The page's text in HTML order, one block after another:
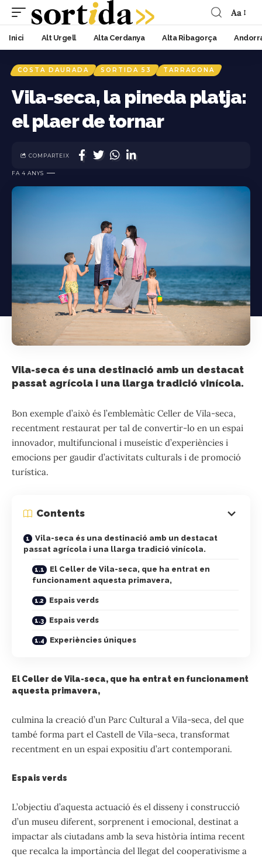
Aa
Inici Alt Urgell Alta Cerdanya Alta Ribagorça
COSTA DAURADA SORTIDA 53 TARRAGONA
Vila-seca, la pineda platja:
el plaer de tornar
FA 4 ANYS
COMPARTEIX
Vila-seca és una destinació amb un destacat
passat agrícola i una llarga tradició vinícola.
Bon exemple d’això és l’emblemàtic Celler de Vila-seca,
recentment restaurat per tal de convertir-lo en un espai
innovador, multifuncional i museístic d’experiències i
emocions per gaudir d’activitats culturals i de promoció
turística.
Contents
Vila-seca és una destinació amb un destacat
passat agrícola i una llarga tradició vinícola.
El Celler de Vila-seca, que ha entrat en
funcionament aquesta primavera,
Espais verds
Espais verds
Experiències úniques
El Celler de Vila-seca, que ha entrat en funcionament
aquesta primavera,
culmina la creació d’un Parc Cultural a Vila-seca, del que
també forma part el Castell de Vila-seca, transformat
recentment en un espai expositiu d’art contemporani.
Espais verds
L’objectiu d’aquesta actuació és el disseny i construcció
d’un museu diferent, sorprenent i emocional, destinat a
impactar als ciutadans amb la seva història íntima recent
que recalca la importància del llegat del cooperativisme a